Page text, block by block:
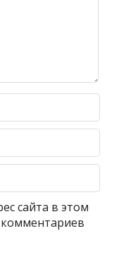
сайта в этом